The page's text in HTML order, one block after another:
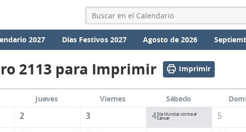
2027 Días Festivos 2027 Agosto de 2026
2113 para Imprimir Imprimir
Jueves Viernes Sábado
2 3 4Día Mundial contra el
Cáncer
5